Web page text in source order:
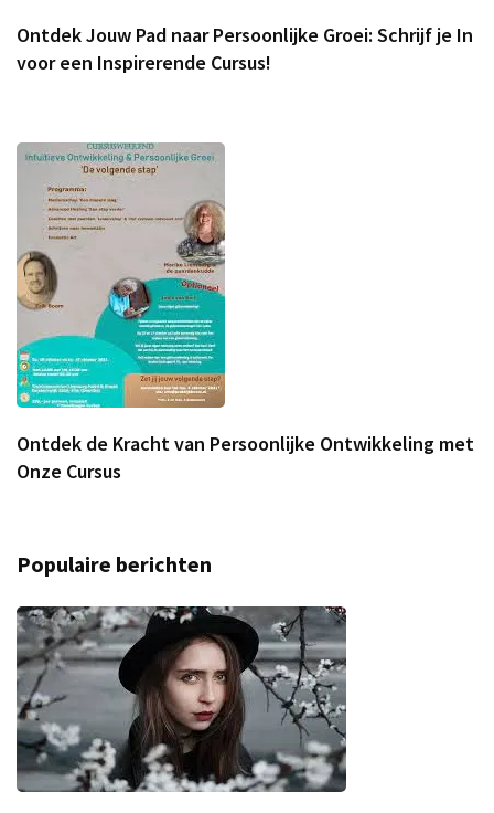
Ontdek Jouw Pad naar Persoonlijke Groei: Schrijf je In
voor een Inspirerende Cursus!
Ontdek de Kracht van Persoonlijke Ontwikkeling met
Onze Cursus
Populaire berichten